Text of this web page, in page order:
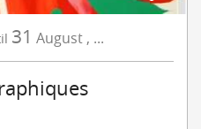
31 August, ...